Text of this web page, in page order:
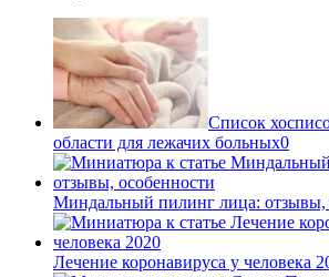
Список
области для лежачих больных0
Миндальный пилинг лица: отзывы,
Лечение коронавируса у человека